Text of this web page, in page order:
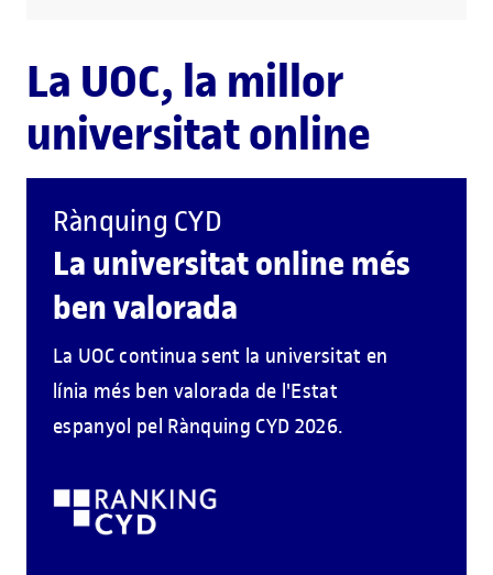
La UOC, la millor
universitat online
Rànquing CYD
La universitat online més
ben valorada
La UOC continua sent la universitat en
línia més ben valorada de l'Estat
espanyol pel Rànquing CYD 2026.